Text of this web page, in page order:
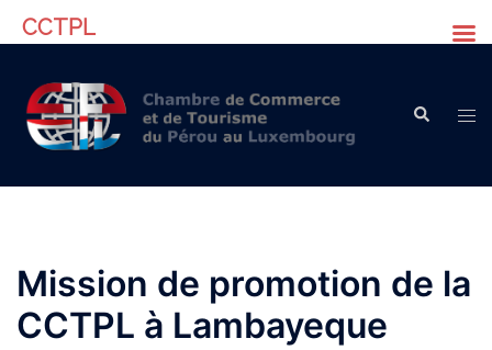
content
Search
Mission de promotion de la
CCTPL à Lambayeque
CCTPL